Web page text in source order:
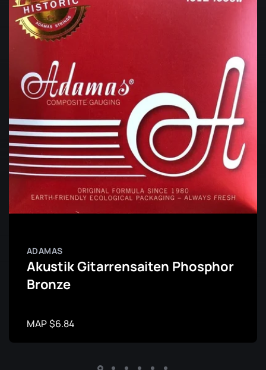
ADAMAS
Akustik Gitarrensaiten Phosphor
Bronze
MAP $6.84